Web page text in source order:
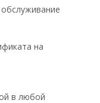
на
в любой